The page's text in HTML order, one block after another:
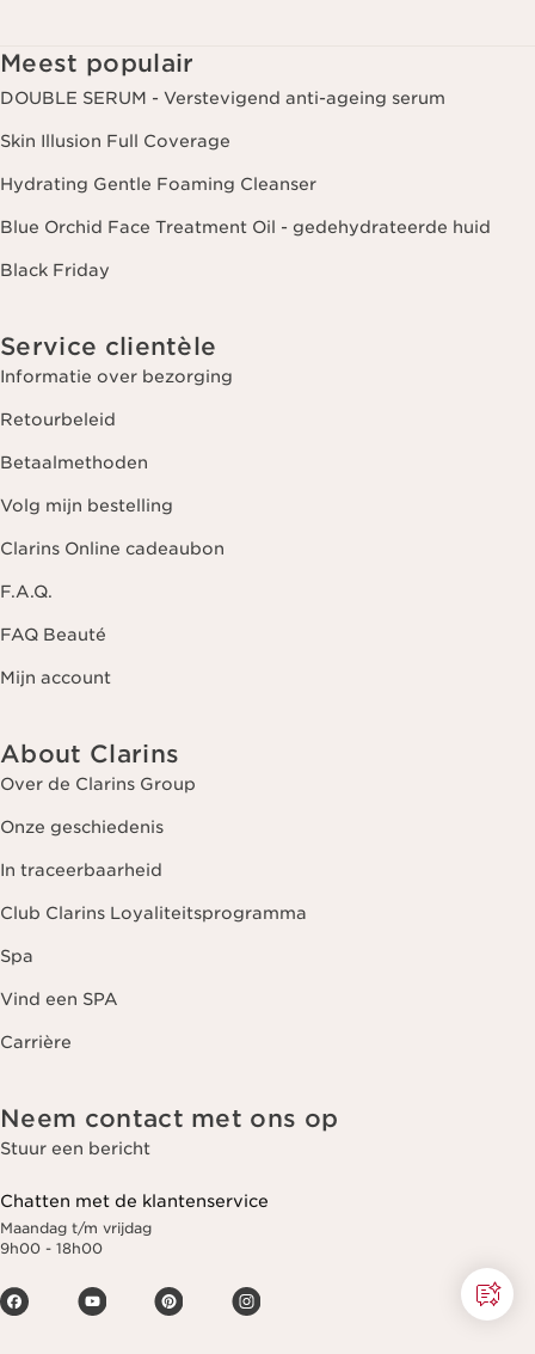
Meest populair
DOUBLE SERUM - Verstevigend anti-ageing serum
Skin Illusion Full Coverage
Hydrating Gentle Foaming Cleanser
Blue Orchid Face Treatment Oil - gedehydrateerde huid
Black Friday
Service clientèle
Informatie over bezorging
Retourbeleid
Betaalmethoden
Volg mijn bestelling
Clarins Online cadeaubon
F.A.Q.
FAQ Beauté
Mijn account
About Clarins
Over de Clarins Group
Onze geschiedenis
In traceerbaarheid
Club Clarins Loyaliteitsprogramma
Spa
Vind een SPA
Carrière
Neem contact met ons op
Stuur een bericht
Chatten met de klantenservice
Maandag t/m vrijdag
9h00 - 18h00